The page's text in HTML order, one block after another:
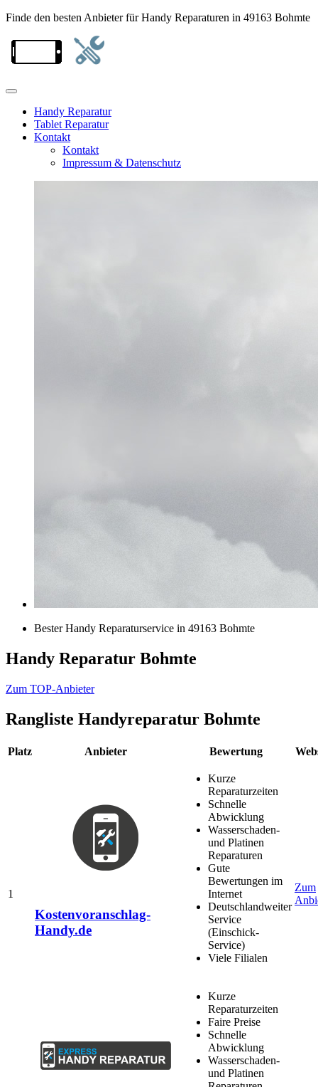
Finde den besten Anbieter für Handy Reparaturen in 49163 Bohmte
Handy Reparatur
Tablet Reparatur
Kontakt
Kontakt
Impressum & Datenschutz
Bester Handy Reparaturservice in 49163 Bohmte
Handy Reparatur Bohmte
Zum TOP-Anbieter
Rangliste Handyreparatur Bohmte
Platz Anbieter Bewertung
1
Kostenvoranschlag-
Handy.de
Kurze
Reparaturzeiten
Schnelle
Abwicklung
Wasserschaden-
und Platinen
Reparaturen
Gute
Bewertungen im
Internet
Deutschlandweiter
Service
(Einschick-
Service)
Viele Filialen
Zum
Kurze
Reparaturzeiten
Faire Preise
Schnelle
Abwicklung
Wasserschaden-
und Platinen